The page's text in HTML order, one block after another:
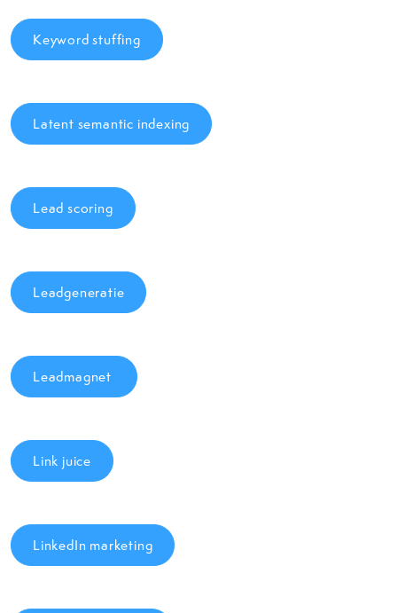
Keyword stuffing
Latent semantic indexing
Lead scoring
Leadgeneratie
Leadmagnet
Link juice
LinkedIn marketing